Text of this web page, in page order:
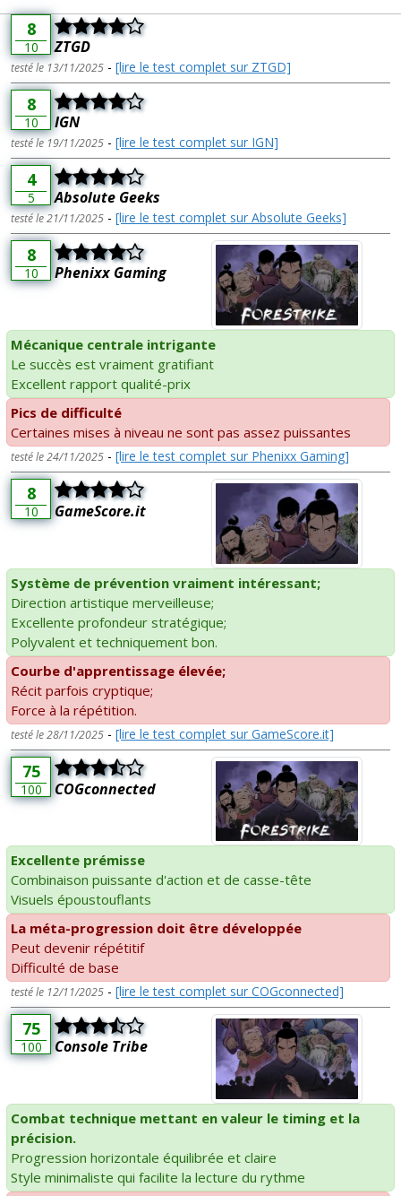
8
10 ZTGD
testé le 13/11/2025 - [lire le test complet sur ZTGD]
8
10 IGN
testé le 19/11/2025 - [lire le test complet sur IGN]
4
5 Absolute Geeks
testé le 21/11/2025 - [lire le test complet sur Absolute Geeks]
8
10 Phenixx Gaming
Mécanique centrale intrigante
Le succès est vraiment gratifiant
Excellent rapport qualité-prix
Pics de difficulté
Certaines mises à niveau ne sont pas assez puissantes
testé le 24/11/2025 - [lire le test complet sur Phenixx Gaming]
8
10 GameScore.it
Système de prévention vraiment intéressant;
Direction artistique merveilleuse;
Excellente profondeur stratégique;
Polyvalent et techniquement bon.
Courbe d'apprentissage élevée;
Récit parfois cryptique;
Force à la répétition.
testé le 28/11/2025 - [lire le test complet sur GameScore.it]
75
100 COGconnected
Excellente prémisse
Combinaison puissante d'action et de casse-tête
Visuels époustouflants
La méta-progression doit être développée
Peut devenir répétitif
Difficulté de base
testé le 12/11/2025 - [lire le test complet sur COGconnected]
75
100 Console Tribe
Combat technique mettant en valeur le timing et la
précision.
Progression horizontale équilibrée et claire
Style minimaliste qui facilite la lecture du rythme